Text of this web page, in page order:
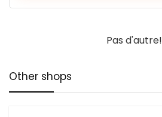
Pas d'autre!
Other shops